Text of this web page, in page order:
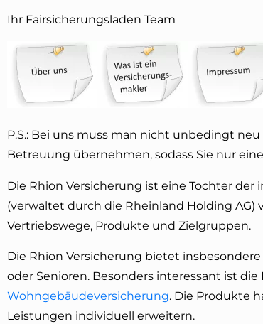
Ihr Fairsicherungsladen Team
P.S.: Bei uns muss man nicht unbedingt
Betreuung übernehmen, sodass Sie nur
Die Rhion Versicherung ist eine Tochter der
(verwaltet durch die Rheinland Holding
Vertriebswege, Produkte und Zielgruppen.
Die Rhion Versicherung bietet
oder Senioren. Besonders interessant ist
Wohngebäudeversicherung. Die Produkte
Leistungen individuell erweitern.